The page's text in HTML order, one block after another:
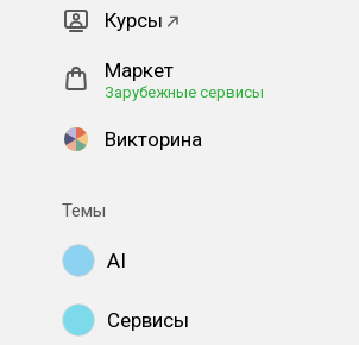
Курсы
Маркет
Зарубежные сервисы
Викторина
Темы
AI
Сервисы